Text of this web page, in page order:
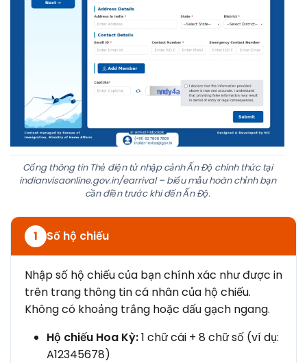
Cổng thông tin Thẻ điện tử nhập cảnh Ấn Độ chính thức tại
indianvisaonline.gov.in/earrival – biểu mẫu hoàn chỉnh bạn
cần điền trước khi đến Ấn Độ.
1 Số hộ chiếu
Nhập số hộ chiếu của bạn chính xác như được in
trên trang thông tin cá nhân của hộ chiếu.
Không có khoảng trắng hoặc dấu gạch ngang.
Hộ chiếu Hoa Kỳ:1 chữ cái + 8 chữ số (ví dụ:
A12345678)